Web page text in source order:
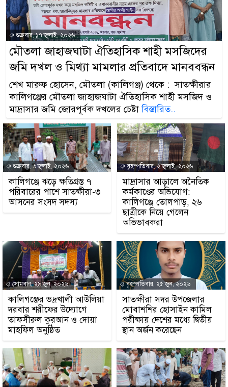
শুক্রবার, ১৭ জুলাই, ২০২৬
মৌতলা জাহাজঘাটা ঐতিহাসিক শাহী মসজিদের
জমি দখল ও মিথ্যা মামলার প্রতিবাদে মানববন্ধন
শেখ মারুফ হোসেন, মৌতলা (কালিগঞ্জ) থেকে : সাতক্ষীরার
কালিগঞ্জের মৌতলা জাহাজঘাটা ঐতিহাসিক শাহী মসজিদ ও
মাদ্রাসার জমি জোরপূর্বক দখলের চেষ্টাবিস্তারিত..
শুক্রবার, ৩ জুলাই, ২০২৬
কালিগঞ্জে ঝড়ে ক্ষতিগ্রস্ত ৭
পরিবারের পাশে সাতক্ষীরা-৩
আসনের সংসদ সদস্য
বৃহস্পতিবার, ২ জুলাই, ২০২৬
মাদ্রাসার আড়ালে অনৈতিক
কর্মকাণ্ডের অভিযোগ:
কালিগঞ্জে তোলপাড়, ২৬
ছাত্রীকে নিয়ে গেলেন
অভিভাবকরা
সোমবার, ২৯ জুন, ২০২৬
কালিগঞ্জের ভদ্রখালী আউলিয়া
দরবার শরীফের উদ্যোগে
তাফসীরুল কুরআন ও দোয়া
মাহফিল অনুষ্ঠিত
বৃহস্পতিবার, ২৫ জুন, ২০২৬
সাতক্ষীরা সদর উপজেলার
মোবাশশির হোসাইন কামিল
পরীক্ষায় দেশের মধ্যে দ্বিতীয়
স্থান অর্জন করেছেন